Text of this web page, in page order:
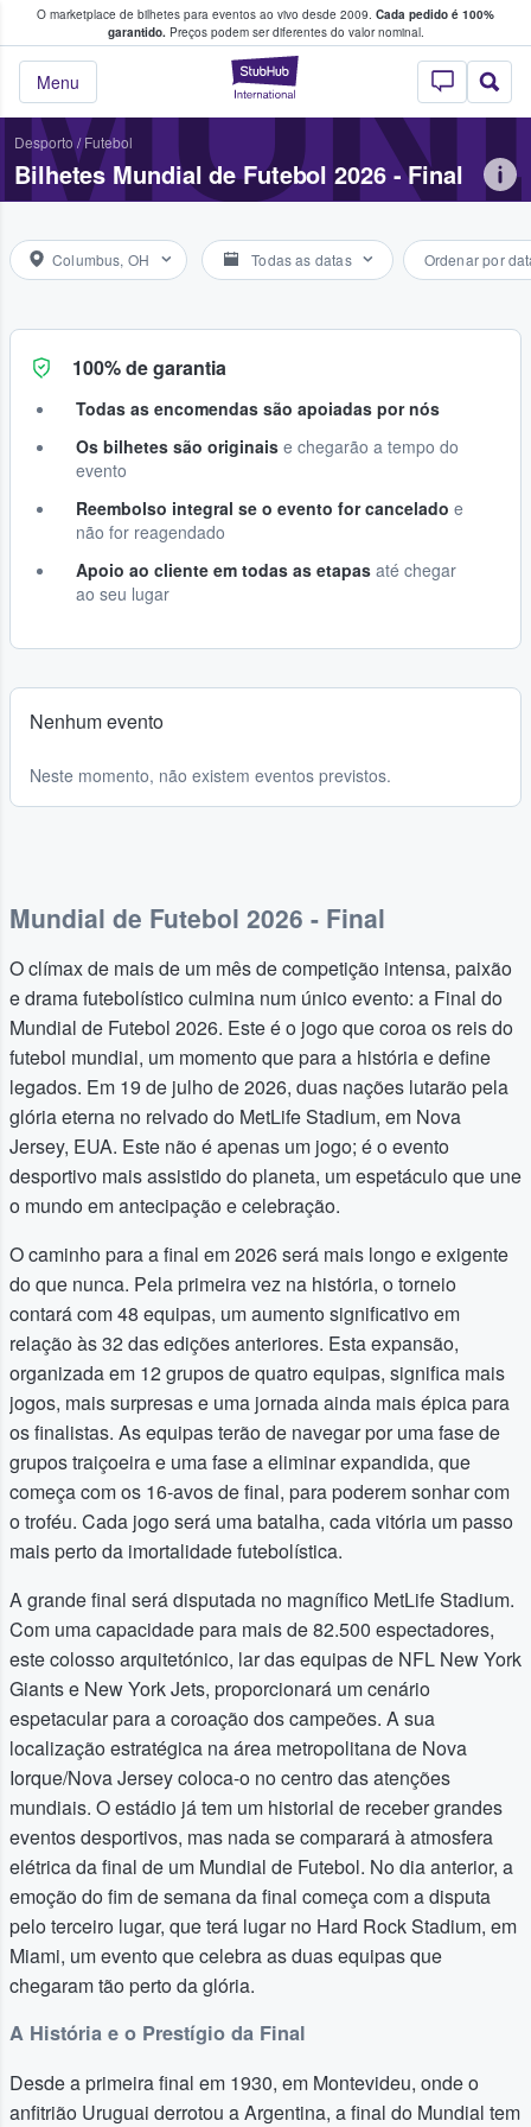
O marketplace de bilhetes para eventos ao vivo desde 2009. Cada pedido é 100%
garantido.Preços podem ser diferentes do valor nominal.
StubHub – onde
Menu
fãs compram e vendem bilhetes
Desporto/Futebol
Bilhetes Mundial de Futebol 2026 - Final
Columbus, OH Todas as datas Ordenar por
100% de garantia
Todas as encomendas são apoiadas por nós
Os bilhetes são originais e chegarão a tempo do
evento
Reembolso integral se o evento for cancelado e
não for reagendado
Apoio ao cliente em todas as etapas até chegar
ao seu lugar
Nenhum evento
Neste momento, não existem eventos previstos.
Mundial de Futebol 2026 - Final
O clímax de mais de um mês de competição intensa, paixão
e drama futebolístico culmina num único evento: a Final do
Mundial de Futebol 2026. Este é o jogo que coroa os reis do
futebol mundial, um momento que para a história e define
legados. Em 19 de julho de 2026, duas nações lutarão pela
glória eterna no relvado do MetLife Stadium, em Nova
Jersey, EUA. Este não é apenas um jogo; é o evento
desportivo mais assistido do planeta, um espetáculo que une
o mundo em antecipação e celebração.
O caminho para a final em 2026 será mais longo e exigente
do que nunca. Pela primeira vez na história, o torneio
contará com 48 equipas, um aumento significativo em
relação às 32 das edições anteriores. Esta expansão,
organizada em 12 grupos de quatro equipas, significa mais
jogos, mais surpresas e uma jornada ainda mais épica para
os finalistas. As equipas terão de navegar por uma fase de
grupos traiçoeira e uma fase a eliminar expandida, que
começa com os 16-avos de final, para poderem sonhar com
o troféu. Cada jogo será uma batalha, cada vitória um passo
mais perto da imortalidade futebolística.
A grande final será disputada no magnífico MetLife Stadium.
Com uma capacidade para mais de 82.500 espectadores,
este colosso arquitetónico, lar das equipas de NFL New York
Giants e New York Jets, proporcionará um cenário
espetacular para a coroação dos campeões. A sua
localização estratégica na área metropolitana de Nova
Iorque/Nova Jersey coloca-o no centro das atenções
mundiais. O estádio já tem um historial de receber grandes
eventos desportivos, mas nada se comparará à atmosfera
elétrica da final de um Mundial de Futebol. No dia anterior, a
emoção do fim de semana da final começa com a disputa
pelo terceiro lugar, que terá lugar no Hard Rock Stadium, em
Miami, um evento que celebra as duas equipas que
chegaram tão perto da glória.
A História e o Prestígio da Final
Desde a primeira final em 1930, em Montevideu, onde o
anfitrião Uruguai derrotou a Argentina, a final do Mundial tem